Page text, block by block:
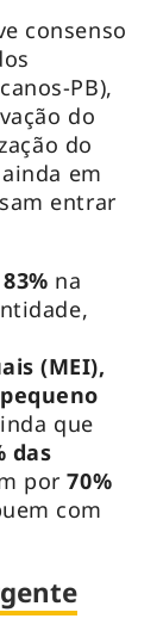
consenso
PB),
do
do
em
entrar
83% na
(MEI),
que
das
por 70%
com